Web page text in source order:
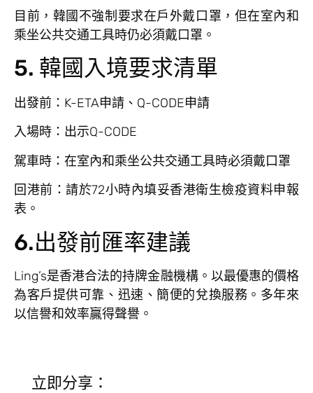
目前，韓國不強制要求在戶外戴口罩，但在室內和
乘坐公共交通工具時仍必須戴口罩。
5. 韓國入境要求清單
出發前：K-ETA申請、Q-CODE申請
入場時：出示Q-CODE
駕車時：在室內和乘坐公共交通工具時必須戴口罩
回港前：請於72小時內填妥香港衛生檢疫資料申報
表。
6.出發前匯率建議
Ling’s是香港合法的持牌金融機構。以最優惠的價格
為客戶提供可靠、迅速、簡便的兌換服務。多年來
以信譽和效率贏得聲譽。
立即分享：